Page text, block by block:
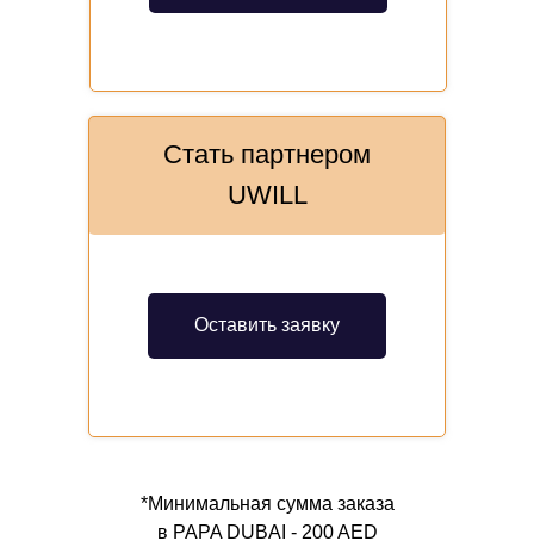
*Минимальная сумма заказа
в PAPA DUBAI - 200 AED
Стать партнером
UWILL
Оставить заявку